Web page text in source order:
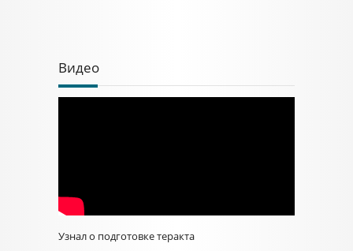
Видео
Узнал о подготовке теракта